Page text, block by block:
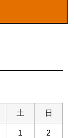
土 日
1 2